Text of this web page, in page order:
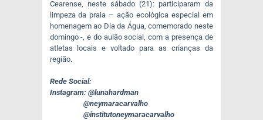
Cearense, neste sábado (21): participaram da
limpeza da praia – ação ecológica especial em
homenagem ao Dia da Água, comemorado neste
domingo -, e do aulão social, com a presença de
atletas locais e voltado para as crianças da
região.
Rede Social:
Instagram: @lunahardman
@neymaracarvalho
@institutoneymaracarvalho